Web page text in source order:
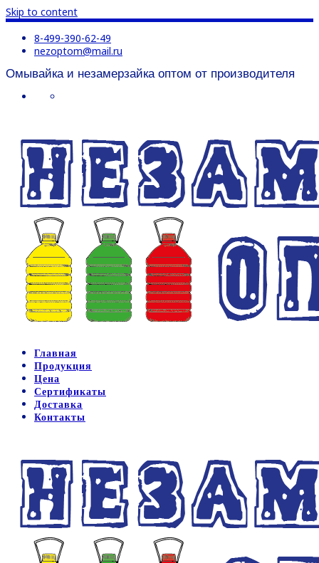
Skip to content
8-499-390-62-49
nezoptom@mail.ru
Омывайка и незамерзайка оптом от производителя
Главная
Продукция
Цена
Сертификаты
Доставка
Контакты